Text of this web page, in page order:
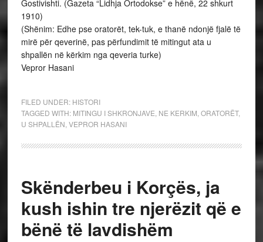
Gostivishti. (Gazeta “Lidhja Ortodokse” e hënë, 22 shkurt
1910)
(Shënim: Edhe pse oratorët, tek-tuk, e thanë ndonjë fjalë të
mirë për qeverinë, pas përfundimit të mitingut ata u
shpallën në kërkim nga qeveria turke)
Vepror Hasani
FILED UNDER: HISTORI
TAGGED WITH: MITINGU I SHKRONJAVE NE KERKIM ORATORËT,
U SHPALLËN VEPROR HASANI
Skënderbeu i Korçës, ja
kush ishin tre njerëzit që e
bënë të lavdishëm